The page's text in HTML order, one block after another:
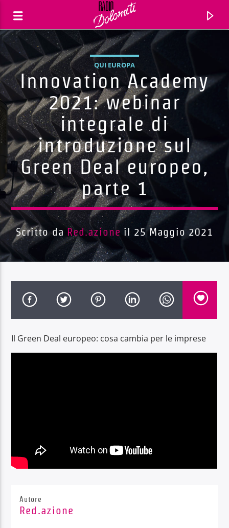
Traccia corrente
Titolo
Artista
Radio Dolomiti
QUI EUROPA
Innovation Academy
2021: webinar
integrale di
introduzione sul
Green Deal europeo,
parte 1
Scritto da Red.azione il 25 Maggio 2021
Il Green Deal europeo: cosa cambia per le imprese
Autore
Red.azione